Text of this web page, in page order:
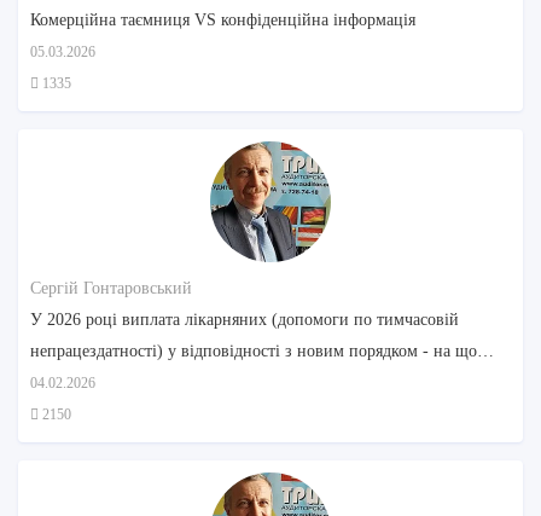
Комерційна таємниця VS конфіденційна інформація
05.03.2026
1335
Сергій Гонтаровський
У 2026 році виплата лікарняних (допомоги по тимчасовій
непрацездатності) у відповідності з новим порядком - на що
звернути увагу
04.02.2026
2150